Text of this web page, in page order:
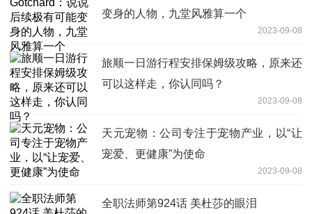
变身的人物，九堂风雅算一个
2023-09-08
旅顺一日游行程安排保姆级攻略，原来还
可以这样走，你认同吗？
2023-09-08
天元宠物：公司专注于宠物产业，以“让
宠爱、更健康”为使命
2023-09-08
全职法师第924话 美杜莎的眼泪